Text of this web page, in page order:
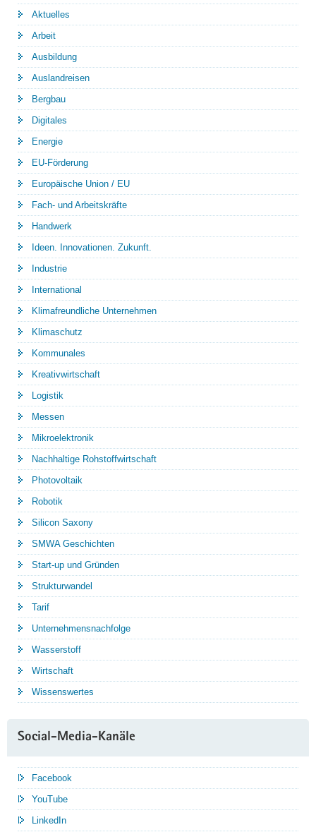
Aktuelles
Arbeit
Ausbildung
Auslandreisen
Bergbau
Digitales
Energie
EU-Förderung
Europäische Union / EU
Fach- und Arbeitskräfte
Handwerk
Ideen. Innovationen. Zukunft.
Industrie
International
Klimafreundliche Unternehmen
Klimaschutz
Kommunales
Kreativwirtschaft
Logistik
Messen
Mikroelektronik
Nachhaltige Rohstoffwirtschaft
Photovoltaik
Robotik
Silicon Saxony
SMWA Geschichten
Start-up und Gründen
Strukturwandel
Tarif
Unternehmensnachfolge
Wasserstoff
Wirtschaft
Wissenswertes
Social-Media-Kanäle
Facebook
YouTube
LinkedIn